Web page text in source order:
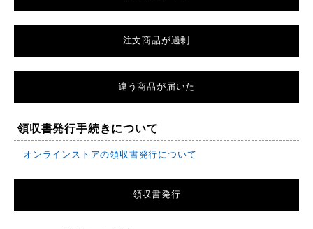
注文商品が過剰
違う商品が届いた
領収書発行手続きについて
オンラインストアの領収書発行について
領収書発行